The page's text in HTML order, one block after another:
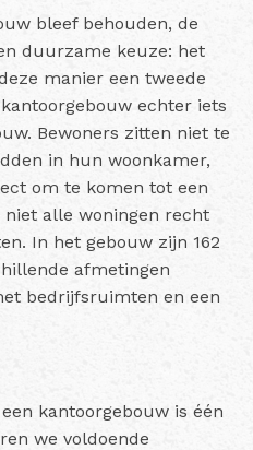
bleef behouden, de
duurzame keuze: het
manier een tweede
echter iets
Bewoners zitten niet te
in hun woonkamer,
om te komen tot een
alle woningen recht
In het gebouw zijn 162
afmetingen
bedrijfsruimten en een
kantoorgebouw is één
we voldoende